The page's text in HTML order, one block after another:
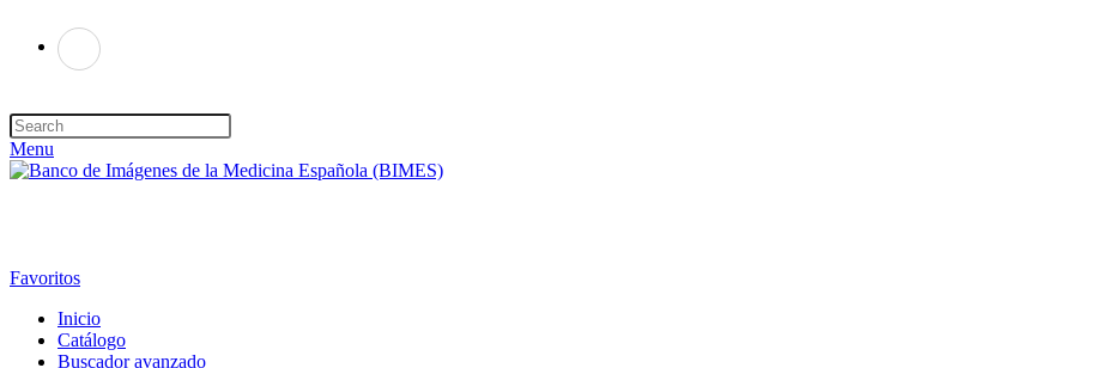
Menu
Favoritos
Inicio
Catálogo
Buscador avanzado